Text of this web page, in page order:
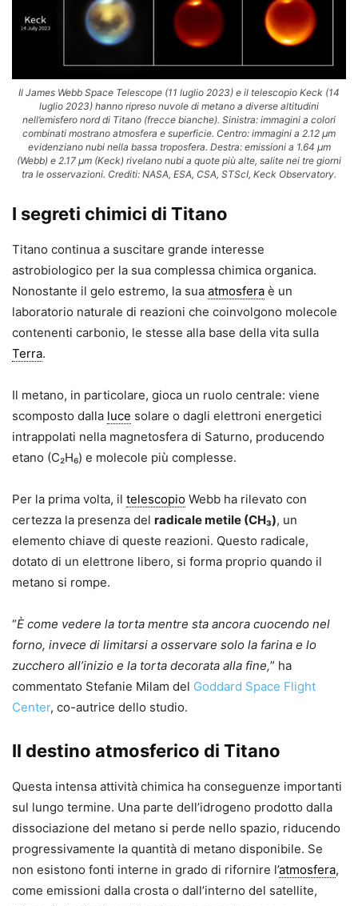
Il James Webb Space Telescope (11 luglio 2023) e il telescopio Keck (14
luglio 2023) hanno ripreso nuvole di metano a diverse altitudini
nell’emisfero nord di Titano (frecce bianche). Sinistra: immagini a colori
combinati mostrano atmosfera e superficie. Centro: immagini a 2.12 µm
evidenziano nubi nella bassa troposfera. Destra: emissioni a 1.64 µm
(Webb) e 2.17 µm (Keck) rivelano nubi a quote più alte, salite nei tre giorni
tra le osservazioni. Crediti: NASA, ESA, CSA, STScI, Keck Observatory.
I segreti chimici di Titano
Titano continua a suscitare grande interesse
astrobiologico per la sua complessa chimica organica.
Nonostante il gelo estremo, la sua atmosfera è un
laboratorio naturale di reazioni che coinvolgono molecole
contenenti carbonio, le stesse alla base della vita sulla
Terra.
Il metano, in particolare, gioca un ruolo centrale: viene
scomposto dalla luce solare o dagli elettroni energetici
intrappolati nella magnetosfera di Saturno, producendo
etano (C₂H₆) e molecole più complesse.
Per la prima volta, il telescopio Webb ha rilevato con
certezza la presenza del radicale metile (CH₃), un
elemento chiave di queste reazioni. Questo radicale,
dotato di un elettrone libero, si forma proprio quando il
metano si rompe.
“È come vedere la torta mentre sta ancora cuocendo nel
forno, invece di limitarsi a osservare solo la farina e lo
zucchero all’inizio e la torta decorata alla fine,” ha
commentato Stefanie Milam del Goddard Space Flight
Center, co-autrice dello studio.
Il destino atmosferico di Titano
Questa intensa attività chimica ha conseguenze importanti
sul lungo termine. Una parte dell’idrogeno prodotto dalla
dissociazione del metano si perde nello spazio, riducendo
progressivamente la quantità di metano disponibile. Se
non esistono fonti interne in grado di rifornire l’atmosfera,
come emissioni dalla crosta o dall’interno del satellite,